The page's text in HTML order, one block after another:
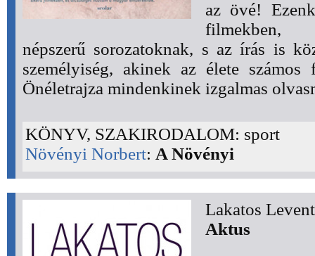
az övé!
filmekben,
népszerű sorozatoknak, s az írás is
személyiség, akinek az élete
Önéletrajza mindenkinek izgalmas
KÖNYV, SZAKIRODALOM: sport
Növényi Norbert: A Növényi
Lakatos
Aktus